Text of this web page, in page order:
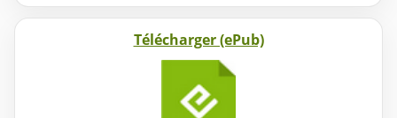
Télécharger (ePub)